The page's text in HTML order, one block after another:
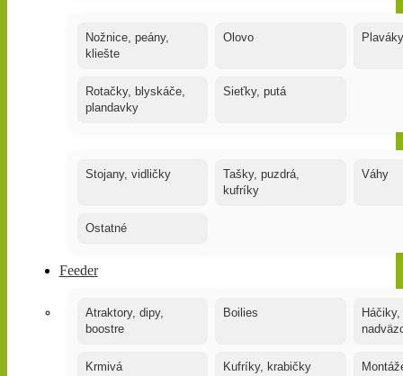
Nožnice, peány,
kliešte
Olovo Plaváky
Rotačky, blyskáče,
plandavky
Sieťky, putá
Stojany, vidličky
Tašky, puzdrá,
kufríky
Váhy
Ostatné
Feeder
Atraktory, dipy,
boostre
Boilies
Krmivá Kufríky, krabičky